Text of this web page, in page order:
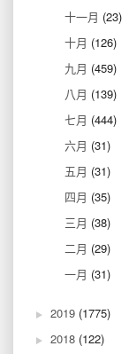
十一月 (23)
十月 (126)
九月 (459)
八月 (139)
七月 (444)
六月 (31)
五月 (31)
四月 (35)
三月 (38)
二月 (29)
一月 (31)
2019 (1775)
2018 (122)